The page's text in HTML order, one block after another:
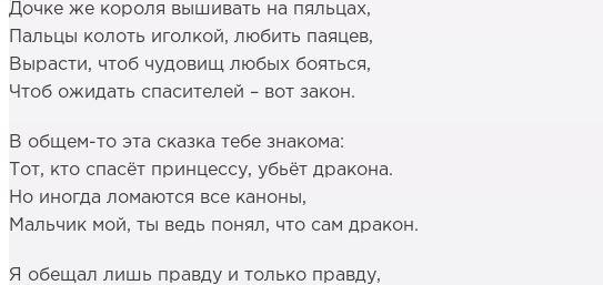
Дочке же короля вышивать на пяльцах,
Пальцы колоть иголкой, любить паяцев,
Вырасти, чтоб чудовищ любых бояться,
Чтоб ожидать спасителей – вот закон.
В общем-то эта сказка тебе знакома:
Тот, кто спасёт принцессу, убьёт дракона.
Но иногда ломаются все каноны,
Мальчик мой, ты ведь понял, что сам дракон.
Я обещал лишь правду и только правду,